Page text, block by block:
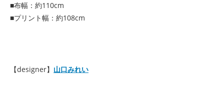
■布幅：約110cm
■プリント幅：約108cm
【designer】 山口みれい